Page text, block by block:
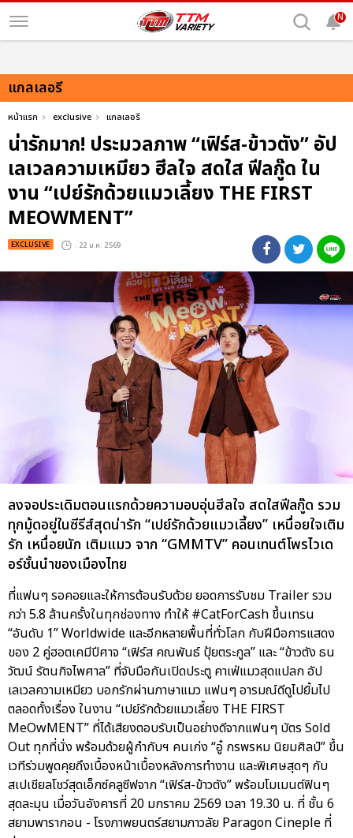
N
แกลเลอรี
หน้าแรก exclusive แกลเลอรี
น่ารักมาก! ประมวลภาพ “เฟิร์ส-ข้าวตัง” อัป
เลเวลความเหมียว ฮีลใจ สดใส ฟีลกู๊ด ใน
งาน “เปย์รักด้วยแมวเลี้ยง THE FIRST
MEOWMENT”
EXCLUSIVE : 22 ม.ค. 2569
ลงจอประเดิมตอนแรกด้วยความอบอุ่นฮีลใจ สดใสฟีลกู๊ด รวม
ทุกมู้ดอยู่ในซีรีส์สุดน่ารัก “เปย์รักด้วยแมวเลี้ยง” เหนื่อยใจเติม
รัก เหนื่อยนัก เติมแมว จาก “GMMTV” คอนเทนต์โพรไวเด
อร์ชั้นนำของเมืองไทย
ที่แฟนๆ รอคอยและให้การต้อนรับด้วย ยอดการรับชม Trailer รวม
กว่า 5.8 ล้านครั้งในทุกช่องทาง ทำให้ #CatForCash ขึ้นเทรน
“อันดับ 1” Worldwide และอีกหลายพื้นที่ทั่วโลก กับฝีมือการแสดง
ของ 2 คู่ฮอตเคมีปีศาจ “เฟิร์ส คณพันธ์ ปุ้ยตระกูล” และ “ข้าวตัง ธน
วัฒน์ รัตนกิจไพศาล” ที่จับมือกันเปิดประตู คาเฟ่แมวสุดแปลก อัป
เลเวลความเหมียว บอกรักผ่านภาษาแมว แฟนๆ อารมณ์ดีดูไปยิ้มไป
ตลอดทั้งเรื่อง ในงาน “เปย์รักด้วยแมวเลี้ยง THE FIRST
MeOwMENT” ที่ได้เสียงตอบรับเป็นอย่างดีจากแฟนๆ บัตร Sold
Out ทุกที่นั่ง พร้อมด้วยผู้กำกับฯ คนเก่ง “อู๋ กรพรหม นิยมศิลป์” ขึ้น
เวทีร่วมพูดคุยถึงเบื้องหน้าเบื้องหลังการทำงาน และพิเศษสุดๆ กับ
สเปเชียลโชว์สุดเอ็กซ์คลูซีฟจาก “เฟิร์ส-ข้าวตัง” พร้อมโมเมนต์ฟินๆ
สุดละมุน เมื่อวันอังคารที่ 20 มกราคม 2569 เวลา 19.30 น. ที่ ชั้น 6
สยามพารากอน - โรงภาพยนตร์สยามภาวลัย Paragon Cineple ที่